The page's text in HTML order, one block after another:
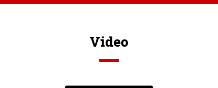
Video